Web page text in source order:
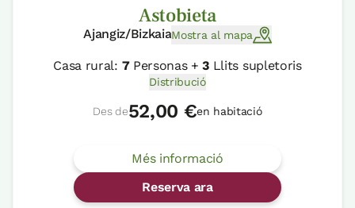
Astobieta
Ajangiz/BizkaiaMostra al mapa
Casa rural: 7Personas +3 Llits supletoris
Distribució
Des de52,00 €en habitació
Més informació
Reserva ara